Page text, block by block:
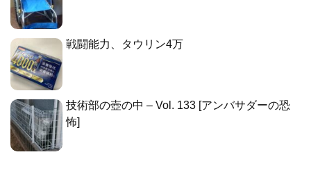
戦闘能力、タウリン4万
技術部の壺の中 – Vol. 133 [アンバサダーの恐
怖]